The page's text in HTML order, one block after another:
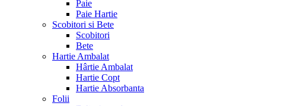
Paie
Paie Hartie
Scobitori si Bete
Scobitori
Bete
Hartie Ambalat
Hârtie Ambalat
Hartie Copt
Hartie Absorbanta
Folii